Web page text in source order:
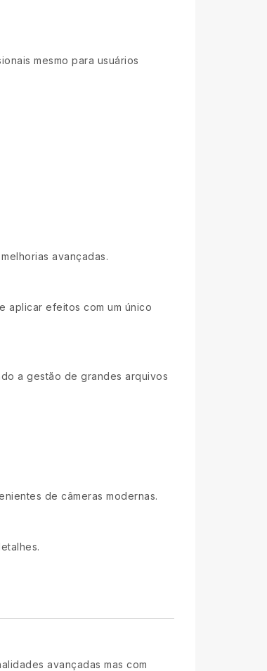
mesmo para usuários
avançadas.
aplicar efeitos com um único
a gestão de grandes arquivos
de câmeras modernas.
avançadas mas com